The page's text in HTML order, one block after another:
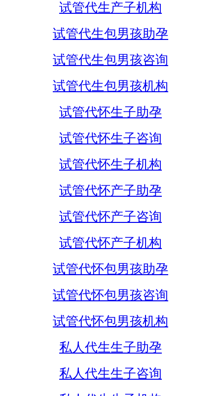
试管代生产子机构
试管代生包男孩助孕
试管代生包男孩咨询
试管代生包男孩机构
试管代怀生子助孕
试管代怀生子咨询
试管代怀生子机构
试管代怀产子助孕
试管代怀产子咨询
试管代怀产子机构
试管代怀包男孩助孕
试管代怀包男孩咨询
试管代怀包男孩机构
私人代生生子助孕
私人代生生子咨询